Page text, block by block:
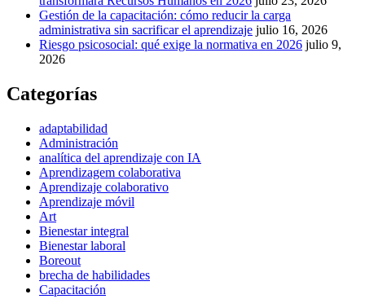
Gestión de la capacitación: cómo reducir la carga
administrativa sin sacrificar el aprendizaje julio 16, 2026
Riesgo psicosocial: qué exige la normativa en 2026 julio 9,
2026
Categorías
adaptabilidad
Administración
analítica del aprendizaje con IA
Aprendizagem colaborativa
Aprendizaje colaborativo
Aprendizaje móvil
Art
Bienestar integral
Bienestar laboral
Boreout
brecha de habilidades
Capacitación